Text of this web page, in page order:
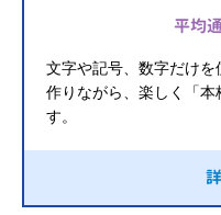
平均
文字や記号、数字だけ
作りながら、楽しく「本
す。